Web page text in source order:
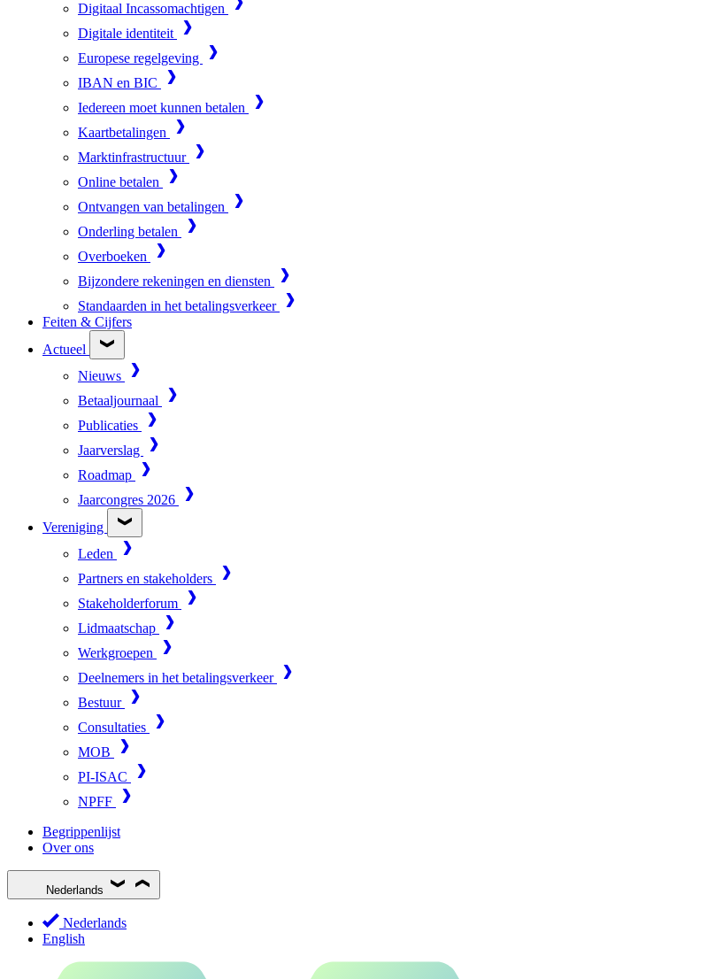
Digitaal Incassomachtigen
Digitale identiteit
Europese regelgeving
IBAN en BIC
Iedereen moet kunnen betalen
Kaartbetalingen
Marktinfrastructuur
Online betalen
Ontvangen van betalingen
Onderling betalen
Overboeken
Bijzondere rekeningen en diensten
Standaarden in het betalingsverkeer
Feiten & Cijfers
Actueel
Nieuws
Betaaljournaal
Publicaties
Jaarverslag
Roadmap
Jaarcongres 2026
Vereniging
Leden
Partners en stakeholders
Stakeholderforum
Lidmaatschap
Werkgroepen
Deelnemers in het betalingsverkeer
Bestuur
Consultaties
MOB
PI-ISAC
NPFF
Begrippenlijst
Over ons
Nederlands
Nederlands
English